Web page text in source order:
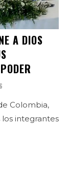
A DIOS
Colombia,
integrantes